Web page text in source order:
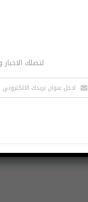
مجاني
الاخبار وللمشاركة في
لتصلك